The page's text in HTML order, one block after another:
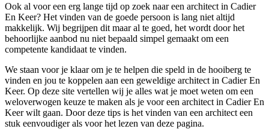
Ook al voor een erg lange tijd op zoek naar een architect in Cadier
En Keer? Het vinden van de goede persoon is lang niet altijd
makkelijk. Wij begrijpen dit maar al te goed, het wordt door het
behoorlijke aanbod nu niet bepaald simpel gemaakt om een
competente kandidaat te vinden.
We staan voor je klaar om je te helpen die speld in de hooiberg te
vinden en jou te koppelen aan een geweldige architect in Cadier En
Keer. Op deze site vertellen wij je alles wat je moet weten om een
weloverwogen keuze te maken als je voor een architect in Cadier En
Keer wilt gaan. Door deze tips is het vinden van een architect een
stuk eenvoudiger als voor het lezen van deze pagina.